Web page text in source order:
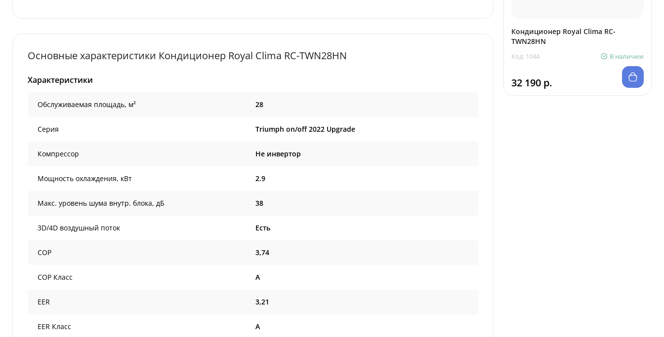
Основные характеристики Кондиционер Royal Clima RC-TWN28HN
Характеристики
Обслуживаемая площадь, м² 28
Серия Triumph on/off 2022 Upgrade
Компрессор Не инвертор
Мощность охлаждения, кВт 2.9
Макс. уровень шума внутр. блока, дБ 38
3D/4D воздушный поток Есть
COP 3,74
COP Класс A
EER 3,21
EER Класс A
Кондиционер Royal Clima RC-
TWN28HN
Код: 1044 В наличии
32 190 р.